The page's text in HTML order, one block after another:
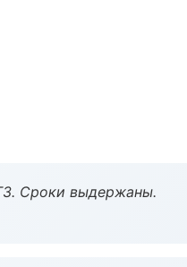
Сроки выдержаны.